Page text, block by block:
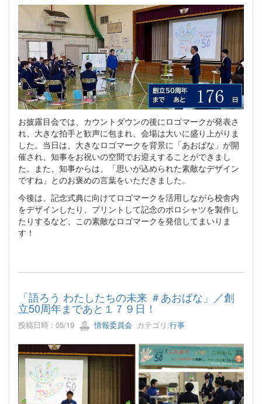
お披露目会では、カウントダウンの後にロゴマークが発表さ
れ、大きな拍手と歓声に包まれ、会場は大いに盛り上がりま
した。当日は、大きなロゴマークを背景に「あおばな」が開
催され、知事をお祝いの空間でお迎えすることができまし
た。また、知事からは、「思いが込められた素敵なデザイン
ですね」とのお褒めの言葉をいただきました。
今後は、記念式典に向けてロゴマークを活用しながら校舎内
をデザインしたり、プリントして記念のポロシャツを製作し
たりするなど、この素敵なロゴマークを発信してまいりま
す！
「語ろう わたしたちの未来 ＃あおばな」／創
立50周年まであと１７９日！
投稿日時 : 05/19 情報委員会 カテゴリ:行事